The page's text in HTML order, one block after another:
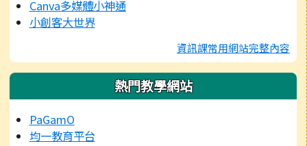
Canva多媒體小神通
小創客大世界
資訊課常用網站完整內容
熱門教學網站
PaGamO
均一教育平台